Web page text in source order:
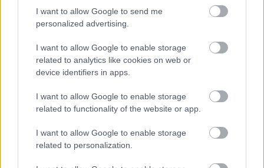
I want to allow Google to send me
personalized advertising.
I want to allow Google to enable storage
related to analytics like cookies on web or
device identifiers in apps.
I want to allow Google to enable storage
related to functionality of the website or app.
I want to allow Google to enable storage
related to personalization.
συνεργασία της με το Rolex SailGP Championship,
καλύτεροι αθλητές του κόσμου αγωνίζονται με
καταμαράν F50 τελευταίας γενιάς σε μερικές από
παγκοσμίως.
σημαντικών διεθνών διοργανώσεων, όπως οι